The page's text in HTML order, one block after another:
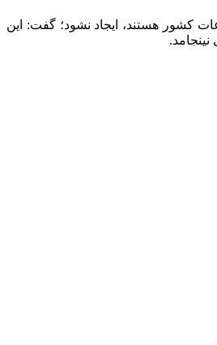
کشور هستند، ایجاد نشود؛ گفت: این